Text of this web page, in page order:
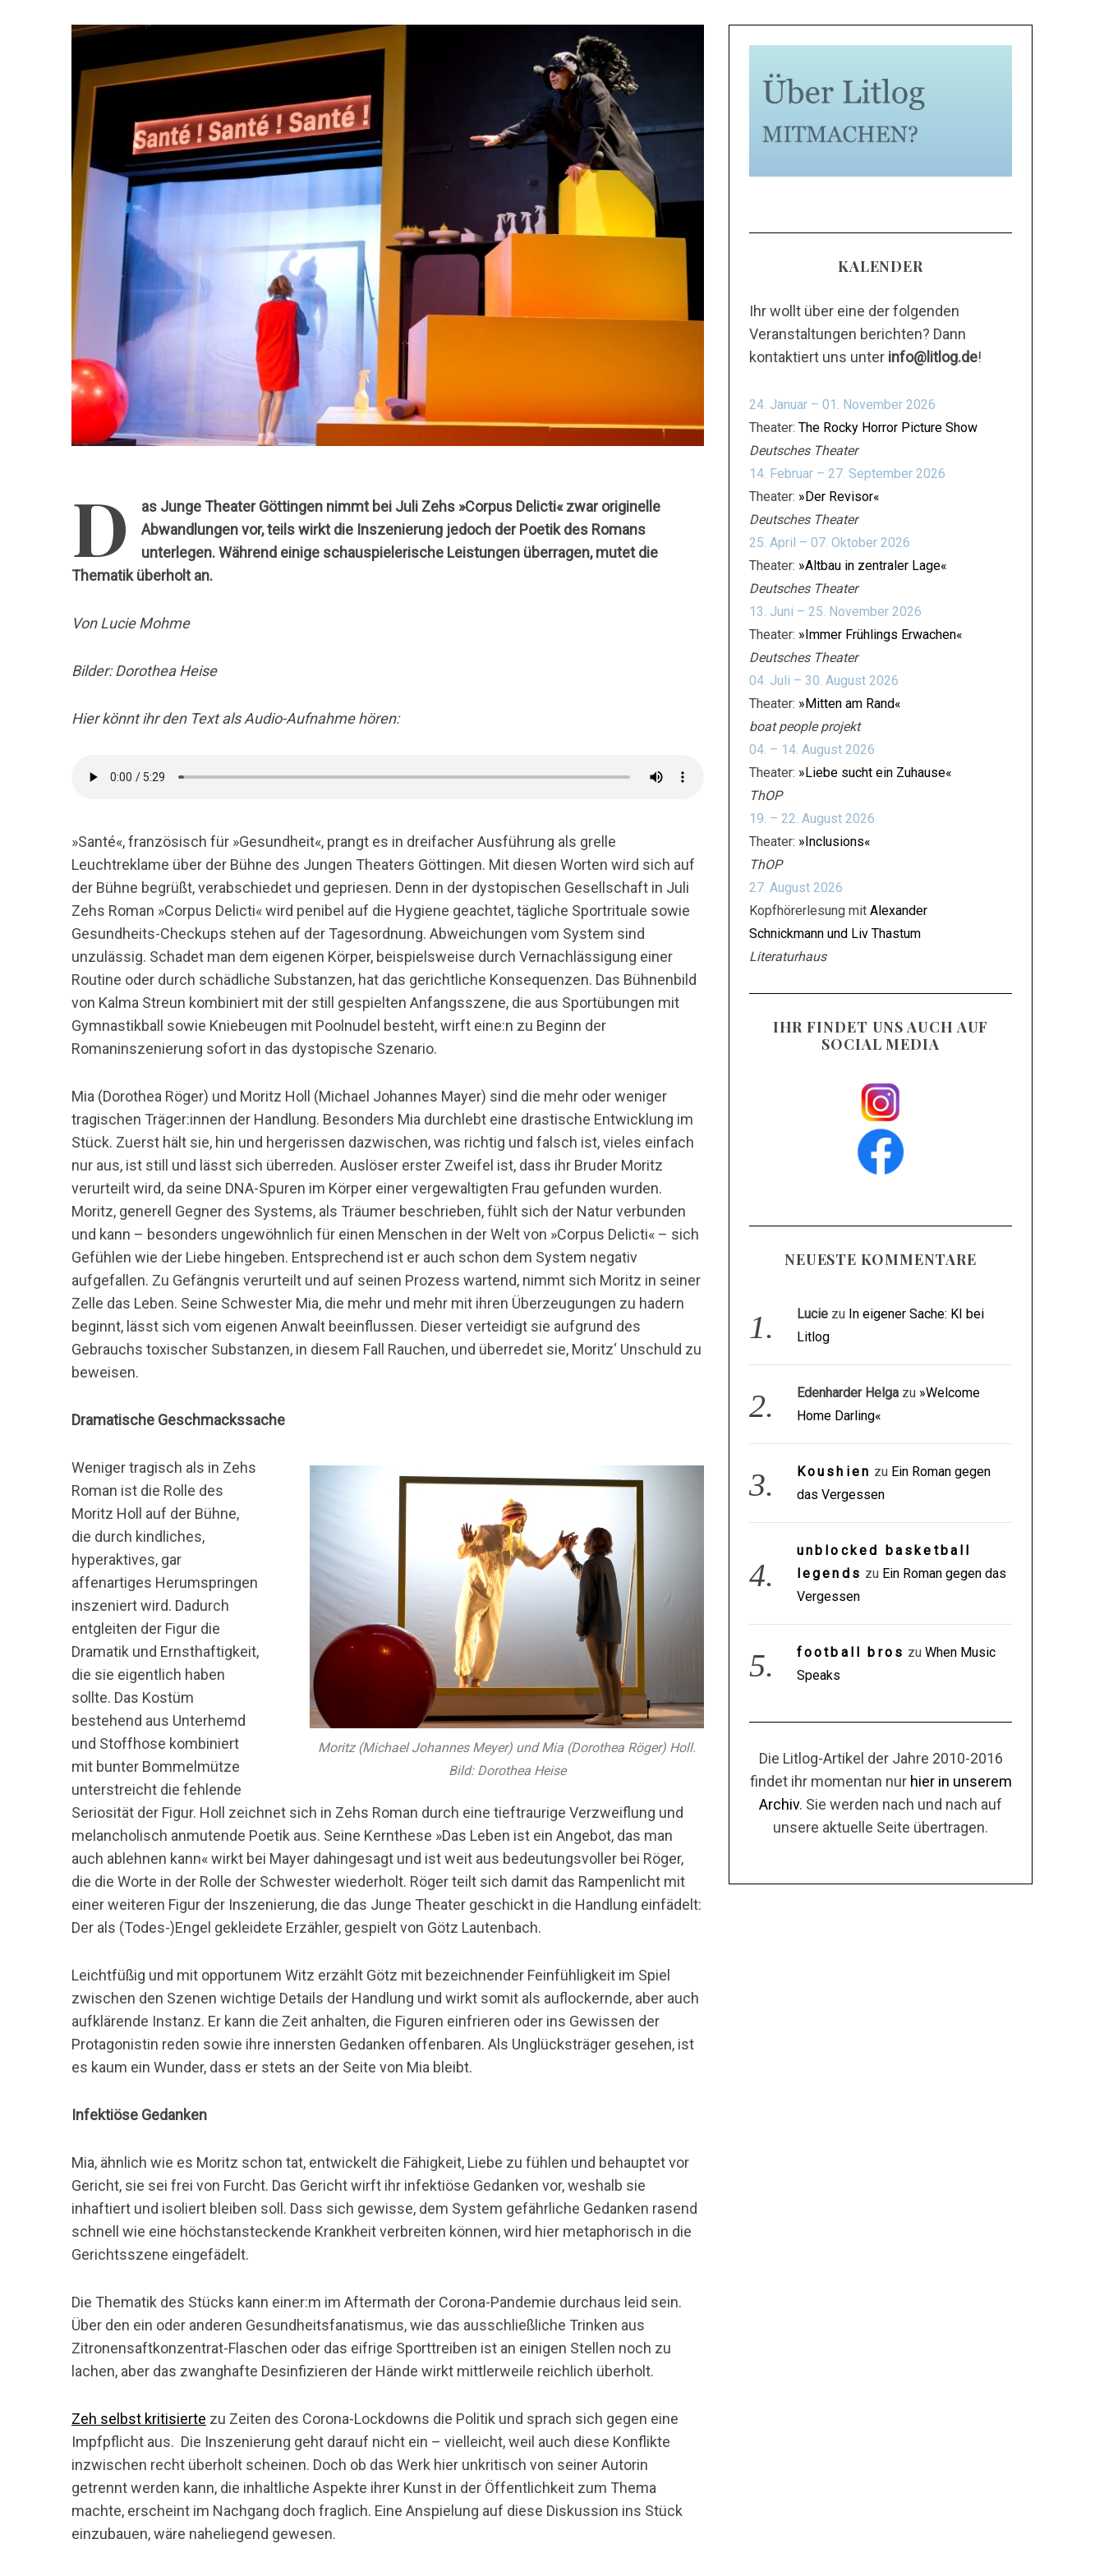
D
as Junge Theater Göttingen nimmt bei Juli Zehs »Corpus Delicti« zwar originelle
Abwandlungen vor, teils wirkt die Inszenierung jedoch der Poetik des Romans
unterlegen. Während einige schauspielerische Leistungen überragen, mutet die
Thematik überholt an.
Von Lucie Mohme
Bilder: Dorothea Heise
Hier könnt ihr den Text als Audio-Aufnahme hören:
»Santé«, französisch für »Gesundheit«, prangt es in dreifacher Ausführung als grelle
Leuchtreklame über der Bühne des Jungen Theaters Göttingen. Mit diesen Worten wird sich auf
der Bühne begrüßt, verabschiedet und gepriesen. Denn in der dystopischen Gesellschaft in Juli
Zehs Roman »Corpus Delicti« wird penibel auf die Hygiene geachtet, tägliche Sportrituale sowie
Gesundheits-Checkups stehen auf der Tagesordnung. Abweichungen vom System sind
unzulässig. Schadet man dem eigenen Körper, beispielsweise durch Vernachlässigung einer
Routine oder durch schädliche Substanzen, hat das gerichtliche Konsequenzen. Das Bühnenbild
von Kalma Streun kombiniert mit der still gespielten Anfangsszene, die aus Sportübungen mit
Gymnastikball sowie Kniebeugen mit Poolnudel besteht, wirft eine:n zu Beginn der
Romaninszenierung sofort in das dystopische Szenario.
Mia (Dorothea Röger) und Moritz Holl (Michael Johannes Mayer) sind die mehr oder weniger
tragischen Träger:innen der Handlung. Besonders Mia durchlebt eine drastische Entwicklung im
Stück. Zuerst hält sie, hin und hergerissen dazwischen, was richtig und falsch ist, vieles einfach
nur aus, ist still und lässt sich überreden. Auslöser erster Zweifel ist, dass ihr Bruder Moritz
verurteilt wird, da seine DNA-Spuren im Körper einer vergewaltigten Frau gefunden wurden.
Moritz, generell Gegner des Systems, als Träumer beschrieben, fühlt sich der Natur verbunden
und kann – besonders ungewöhnlich für einen Menschen in der Welt von »Corpus Delicti« – sich
Gefühlen wie der Liebe hingeben. Entsprechend ist er auch schon dem System negativ
aufgefallen. Zu Gefängnis verurteilt und auf seinen Prozess wartend, nimmt sich Moritz in seiner
Zelle das Leben. Seine Schwester Mia, die mehr und mehr mit ihren Überzeugungen zu hadern
beginnt, lässt sich vom eigenen Anwalt beeinflussen. Dieser verteidigt sie aufgrund des
Gebrauchs toxischer Substanzen, in diesem Fall Rauchen, und überredet sie, Moritz‘ Unschuld zu
beweisen.
Dramatische Geschmackssache
Moritz (Michael Johannes Meyer) und Mia (Dorothea Röger) Holl.
Bild: Dorothea Heise
Weniger tragisch als in Zehs
Roman ist die Rolle des
Moritz Holl auf der Bühne,
die durch kindliches,
hyperaktives, gar
affenartiges Herumspringen
inszeniert wird. Dadurch
entgleiten der Figur die
Dramatik und Ernsthaftigkeit,
die sie eigentlich haben
sollte. Das Kostüm
bestehend aus Unterhemd
und Stoffhose kombiniert
mit bunter Bommelmütze
unterstreicht die fehlende
Seriosität der Figur. Holl zeichnet sich in Zehs Roman durch eine tieftraurige Verzweiflung und
melancholisch anmutende Poetik aus. Seine Kernthese »Das Leben ist ein Angebot, das man
auch ablehnen kann« wirkt bei Mayer dahingesagt und ist weit aus bedeutungsvoller bei Röger,
die die Worte in der Rolle der Schwester wiederholt. Röger teilt sich damit das Rampenlicht mit
einer weiteren Figur der Inszenierung, die das Junge Theater geschickt in die Handlung einfädelt:
Der als (Todes-)Engel gekleidete Erzähler, gespielt von Götz Lautenbach.
Leichtfüßig und mit opportunem Witz erzählt Götz mit bezeichnender Feinfühligkeit im Spiel
zwischen den Szenen wichtige Details der Handlung und wirkt somit als auflockernde, aber auch
aufklärende Instanz. Er kann die Zeit anhalten, die Figuren einfrieren oder ins Gewissen der
Protagonistin reden sowie ihre innersten Gedanken offenbaren. Als Unglücksträger gesehen, ist
es kaum ein Wunder, dass er stets an der Seite von Mia bleibt.
Infektiöse Gedanken
Mia, ähnlich wie es Moritz schon tat, entwickelt die Fähigkeit, Liebe zu fühlen und behauptet vor
Gericht, sie sei frei von Furcht. Das Gericht wirft ihr infektiöse Gedanken vor, weshalb sie
inhaftiert und isoliert bleiben soll. Dass sich gewisse, dem System gefährliche Gedanken rasend
schnell wie eine höchstansteckende Krankheit verbreiten können, wird hier metaphorisch in die
Gerichtsszene eingefädelt.
Die Thematik des Stücks kann einer:m im Aftermath der Corona-Pandemie durchaus leid sein.
Über den ein oder anderen Gesundheitsfanatismus, wie das ausschließliche Trinken aus
Zitronensaftkonzentrat-Flaschen oder das eifrige Sporttreiben ist an einigen Stellen noch zu
lachen, aber das zwanghafte Desinfizieren der Hände wirkt mittlerweile reichlich überholt.
Zeh selbst kritisierte zu Zeiten des Corona-Lockdowns die Politik und sprach sich gegen eine
Impfpflicht aus. Die Inszenierung geht darauf nicht ein – vielleicht, weil auch diese Konflikte
inzwischen recht überholt scheinen. Doch ob das Werk hier unkritisch von seiner Autorin
getrennt werden kann, die inhaltliche Aspekte ihrer Kunst in der Öffentlichkeit zum Thema
machte, erscheint im Nachgang doch fraglich. Eine Anspielung auf diese Diskussion ins Stück
einzubauen, wäre naheliegend gewesen.
KALENDER
Ihr wollt über eine der folgenden
Veranstaltungen berichten? Dann
kontaktiert uns unter info@litlog.de!
24. Januar – 01. November 2026
Theater: The Rocky Horror Picture Show
Deutsches Theater
14. Februar – 27. September 2026
Theater: »Der Revisor«
Deutsches Theater
25. April – 07. Oktober 2026
Theater: »Altbau in zentraler Lage«
Deutsches Theater
13. Juni – 25. November 2026
Theater: »Immer Frühlings Erwachen«
Deutsches Theater
04. Juli – 30. August 2026
Theater: »Mitten am Rand«
boat people projekt
04. – 14. August 2026
Theater: »Liebe sucht ein Zuhause«
ThOP
19. – 22. August 2026
Theater: »Inclusions«
ThOP
27. August 2026
Kopfhörerlesung mit Alexander
Schnickmann und Liv Thastum
Literaturhaus
IHR FINDET UNS AUCH AUF
SOCIAL MEDIA
NEUESTE KOMMENTARE
Luciezu In eigener Sache: KI bei
Litlog
Edenharder Helgazu »Welcome
Home Darling«
Koushien zu Ein Roman gegen
das Vergessen
unblocked basketball
legends zu Ein Roman gegen das
Vergessen
football bros zuWhen Music
Speaks
Die Litlog-Artikel der Jahre 2010-2016
findet ihr momentan nur hier in unserem
Archiv. Sie werden nach und nach auf
unsere aktuelle Seite übertragen.
S
c
e
n
n
a
h